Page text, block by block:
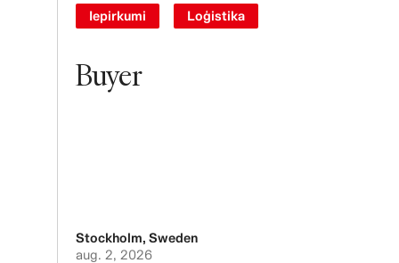
Buyer
Iepirkumi Loģistika
Stockholm, Sweden
aug. 2, 2026